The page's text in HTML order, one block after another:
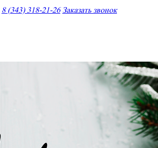
8 (343) 318-21-26 Заказать звонок